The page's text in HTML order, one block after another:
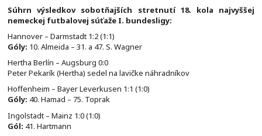
Súhrn výsledkov sobotňajších stretnutí 18. kola najvyššej
nemeckej futbalovej súťaže I. bundesligy:
Hannover – Darmstadt 1:2 (1:1)
Góly: 10. Almeida – 31. a 47. S. Wagner
Hertha Berlín – Augsburg 0:0
Peter Pekarík (Hertha) sedel na lavičke náhradníkov
Hoffenheim – Bayer Leverkusen 1:1 (1:0)
Góly: 40. Hamad – 75. Toprak
Ingolstadt – Mainz 1:0 (1:0)
Gól: 41. Hartmann